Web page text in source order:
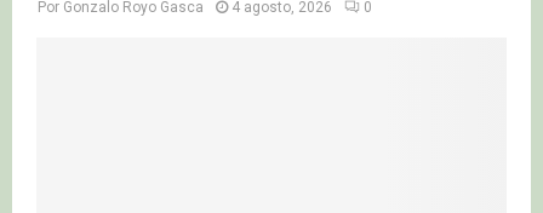
Por Gonzalo Royo Gasca 4 agosto, 2026 0